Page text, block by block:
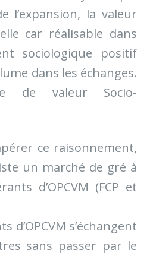
l’expansion, la valeur
car réalisable dans
sociologique positif
dans les échanges.
de valeur Socio-
ce raisonnement,
un marché de gré à
d’OPCVM (FCP et
d’OPCVM s’échangent
sans passer par le